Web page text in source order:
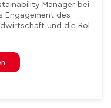
Manager bei
Engagement des
und die Rol